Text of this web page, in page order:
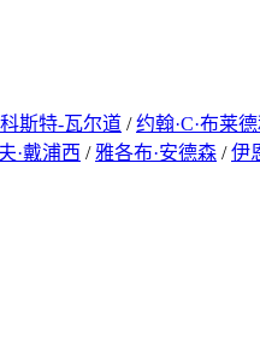
斯特-瓦尔道 /约翰·C·布莱德
·戴浦西 / 雅各布·安德森 /伊